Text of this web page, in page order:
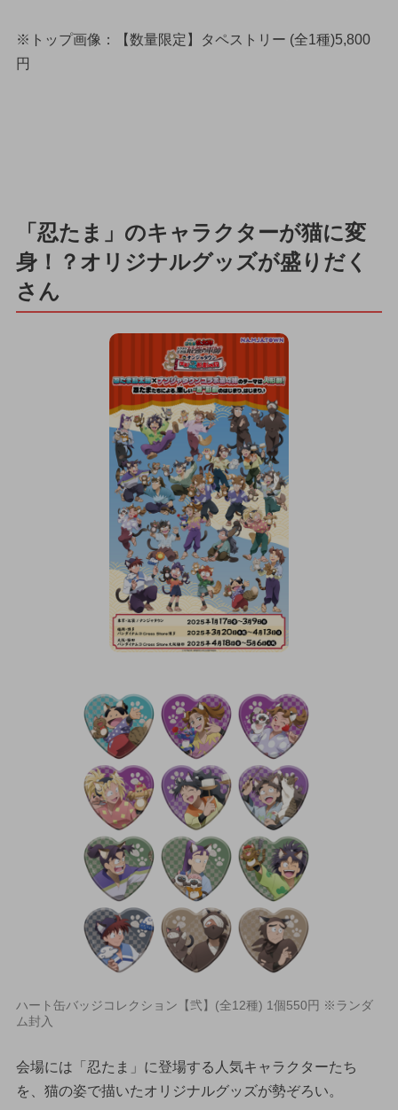
※トップ画像：【数量限定】タペストリー (全1種)5,800
円
「忍たま」のキャラクターが猫に変
身！？オリジナルグッズが盛りだく
さん
ハート缶バッジコレクション【弐】(全12種) 1個550円 ※ランダ
ム封入
会場には「忍たま」に登場する人気キャラクターたち
を、猫の姿で描いたオリジナルグッズが勢ぞろい。